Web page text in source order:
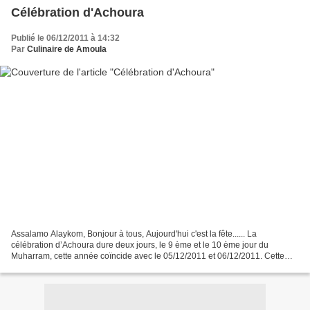
Célébration d'Achoura
Publié le 06/12/2011 à 14:32
Par Culinaire de Amoula
Assalamo Alaykom, Bonjour à tous, Aujourd'hui c'est la fête...... La
célébration d’Achoura dure deux jours, le 9 ème et le 10 ème jour du
Muharram, cette année coïncide avec le 05/12/2011 et 06/12/2011. Cette